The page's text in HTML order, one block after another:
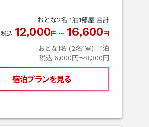
おとな2名 1泊1部屋 合計
税込 12,000 円 〜 16,600 円
おとな1名 (2名1室)｜ 1泊
税込 6,000円〜8,300円
宿泊プランを見る